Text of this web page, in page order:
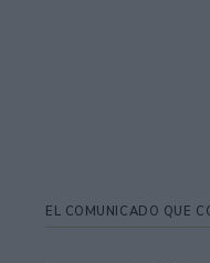
EL COMUNICADO QUE